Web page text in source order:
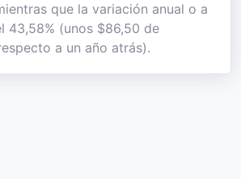
que la variación anual o a
43,58% (unos $86,50 de
a un año atrás).